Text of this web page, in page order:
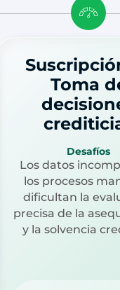
Toma
Desafíos
Los datos
los procesos
dificultan la
precisa de la
y la solvencia